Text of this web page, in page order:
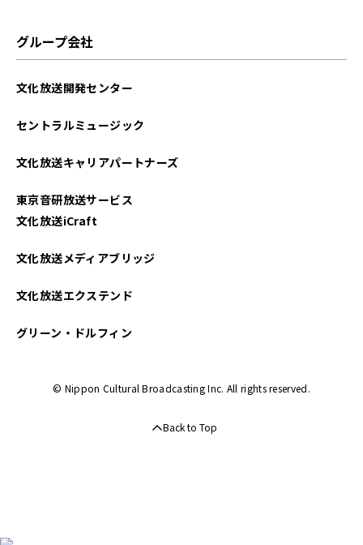
グループ会社
文化放送開発センター
セントラルミュージック
文化放送キャリアパートナーズ
東京音研放送サービス
文化放送iCraft
文化放送メディアブリッジ
文化放送エクステンド
グリーン・ドルフィン
© Nippon Cultural Broadcasting Inc. All rights reserved.
Back to Top